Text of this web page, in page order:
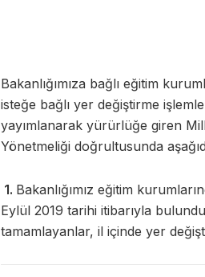
Bakanlığımıza bağlı eğitim
isteğe bağlı yer değiştirme
yayımlanarak yürürlüğe giren
Yönetmeliği doğrultusunda
1. Bakanlığımız eğitim
Eylül 2019 tarihi itibarıyla
tamamlayanlar, il içinde yer